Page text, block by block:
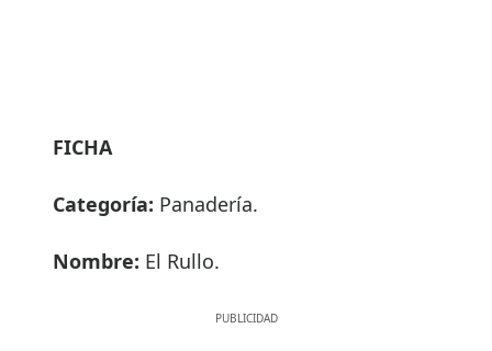
FICHA
Categoría: Panadería.
Nombre: El Rullo.